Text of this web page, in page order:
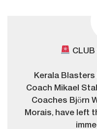
Kerala
Coach Mikael
Coaches Björn
Morais, have left